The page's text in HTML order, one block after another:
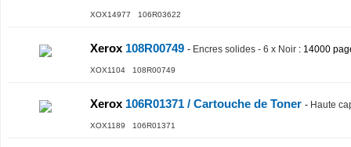
XOX14977 106R03622
Xerox 108R00749 - Encres solides - 6 x Noir : 14000
XOX1104 108R00749
Xerox 106R01371 / Cartouche de Toner - Haute
XOX1189 106R01371